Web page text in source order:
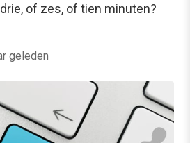
of zes, of tien minuten?
geleden